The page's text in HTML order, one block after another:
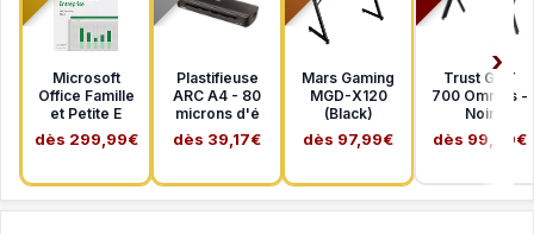
Microsoft
Office Famille
et Petite E
dès 299,99€
Plastifieuse
ARC A4 - 80
microns d'é
dès 39,17€
Mars Gaming
MGD-X120
(Black)
dès 97,99€
Trust GXT
700 Omnius -
Noir
dès 99,90€